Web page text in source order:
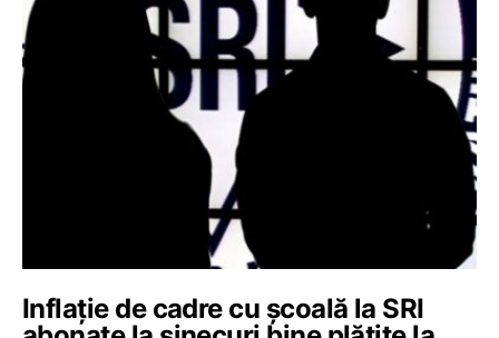
Inflație de cadre cu școală la SRI